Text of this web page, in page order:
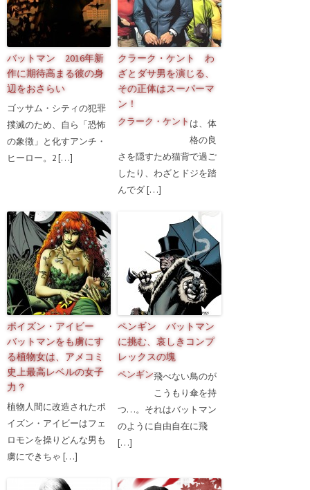
バットマン 2016年新
作に期待高まる彼の身
辺をおさらい
ゴッサム・シティの犯罪
撲滅のため、自ら「恐怖
の象徴」と化すアンチ・
ヒーロー。2 […]
クラーク・ケント わ
ざとダサ男を演じる、
その正体はスーパーマ
ン！
クラーク・ケント は、体
格の良
さを隠すため猫背で過ご
したり、わざとドジを踏
んでダ […]
ポイズン・アイビー
バットマンをも虜にす
る植物女は、アメコミ
史上最高レベルの女子
力？
植物人間に改造されたポ
イズン・アイビーはフェ
ロモンを操りどんな男も
虜にできちゃ […]
ペンギン バットマン
に挑む、哀しきコンプ
レックスの塊
飛べない鳥の
ペンギン
が
こうもり傘を持
つ…。それはバットマン
のように自由自在に飛
[…]